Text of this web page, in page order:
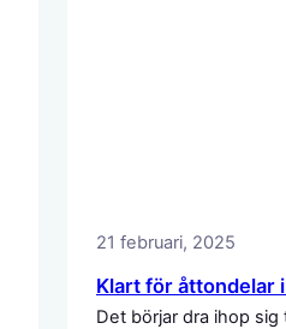
21 februari, 2025
Klart för åttondelar
Det börjar dra ihop